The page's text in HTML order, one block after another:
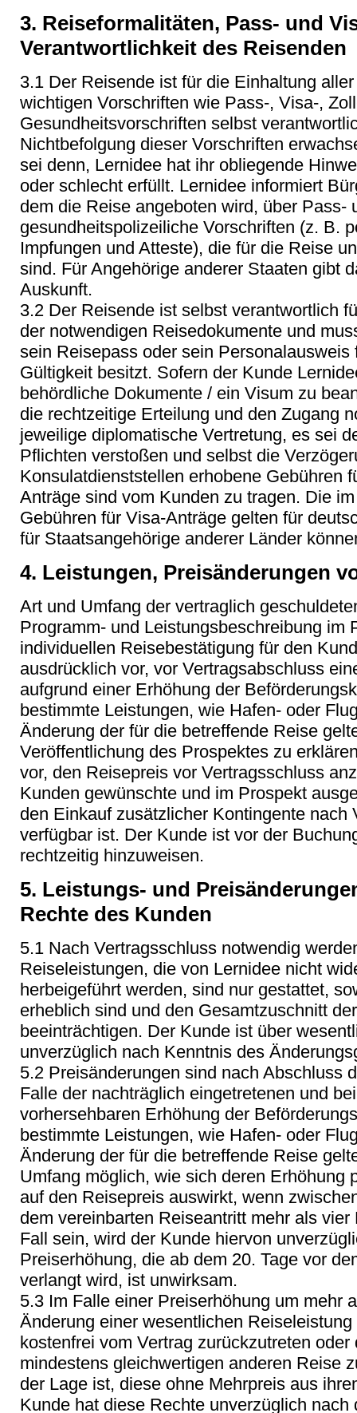
3. Reiseformalitäten, Pass- und
Verantwortlichkeit des Reisenden
3.1 Der Reisende ist für die Einhaltung
wichtigen Vorschriften wie Pass-, Visa-,
Gesundheitsvorschriften selbst
Nichtbefolgung dieser Vorschriften
sei denn, Lernidee hat ihr obliegende
oder schlecht erfüllt. Lernidee informiert
dem die Reise angeboten wird, über Pass-
gesundheitspolizeiliche Vorschriften (z. B.
Impfungen und Atteste), die für die Reise
sind. Für Angehörige anderer Staaten gibt
Auskunft.
3.2 Der Reisende ist selbst verantwortlich
der notwendigen Reisedokumente und
sein Reisepass oder sein
Gültigkeit besitzt. Sofern der Kunde
behördliche Dokumente / ein Visum zu
die rechtzeitige Erteilung und den Zugang
jeweilige diplomatische Vertretung, es sei
Pflichten verstoßen und selbst die
Konsulatdienststellen erhobene Gebühren
Anträge sind vom Kunden zu tragen. Die
Gebühren für Visa-Anträge gelten für
für Staatsangehörige anderer Länder
4. Leistungen, Preisänderungen
Art und Umfang der vertraglich
Programm- und Leistungsbeschreibung im
individuellen Reisebestätigung für den
ausdrücklich vor, vor Vertragsabschluss
aufgrund einer Erhöhung der
bestimmte Leistungen, wie Hafen- oder
Änderung der für die betreffende Reise
Veröffentlichung des Prospektes zu
vor, den Reisepreis vor Vertragsschluss
Kunden gewünschte und im Prospekt
den Einkauf zusätzlicher Kontingente nach
verfügbar ist. Der Kunde ist vor der
rechtzeitig hinzuweisen.
5. Leistungs- und
Rechte des Kunden
5.1 Nach Vertragsschluss notwendig
Reiseleistungen, die von Lernidee nicht
herbeigeführt werden, sind nur gestattet,
erheblich sind und den Gesamtzuschnitt
beeinträchtigen. Der Kunde ist über
unverzüglich nach Kenntnis des
5.2 Preisänderungen sind nach Abschluss
Falle der nachträglich eingetretenen und
vorhersehbaren Erhöhung der
bestimmte Leistungen, wie Hafen- oder
Änderung der für die betreffende Reise
Umfang möglich, wie sich deren Erhöhung
auf den Reisepreis auswirkt, wenn
dem vereinbarten Reiseantritt mehr als
Fall sein, wird der Kunde hiervon
Preiserhöhung, die ab dem 20. Tage vor
verlangt wird, ist unwirksam.
5.3 Im Falle einer Preiserhöhung um mehr
Änderung einer wesentlichen
kostenfrei vom Vertrag zurückzutreten oder
mindestens gleichwertigen anderen Reise
der Lage ist, diese ohne Mehrpreis aus
Kunde hat diese Rechte unverzüglich